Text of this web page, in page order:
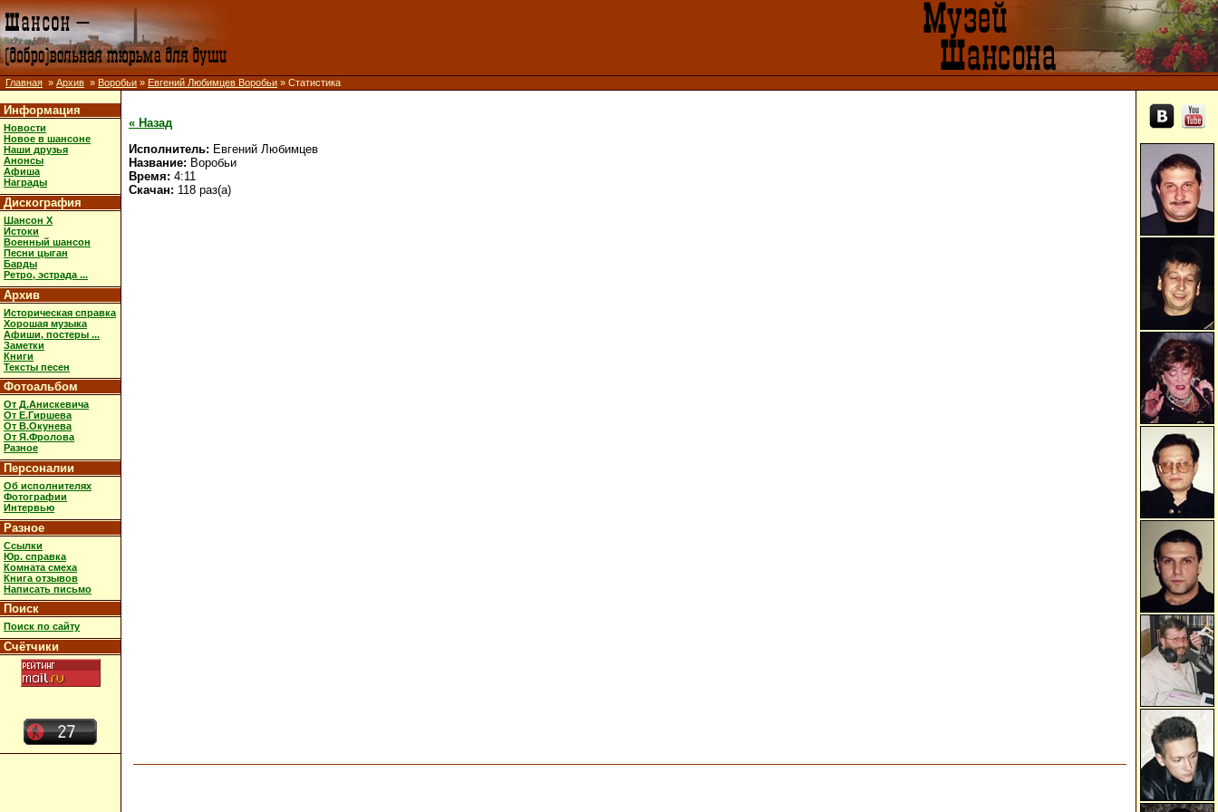
Главная » Архив » Воробьи » Евгений Любимцев Воробьи » Статистика
Информация
Новости
Новое в шансоне
Наши друзья
Анонсы
Афиша
Награды
Дискография
Шансон X
Истоки
Военный шансон
Песни цыган
Барды
Ретро, эстрада ...
Архив
Историческая справка
Хорошая музыка
Афиши, постеры ...
Заметки
Книги
Тексты песен
Фотоальбом
От Д.Анискевича
От Е.Гиршева
От В.Окунева
От Я.Фролова
Разное
Персоналии
Об исполнителях
Фотографии
Интервью
Разное
Ссылки
Юр. справка
Комната смеха
Книга отзывов
Написать письмо
Поиск
Поиск по сайту
Счётчики
« Назад
Исполнитель: Евгений Любимцев
Название: Воробьи
Время: 4:11
Скачан: 118 раз(а)